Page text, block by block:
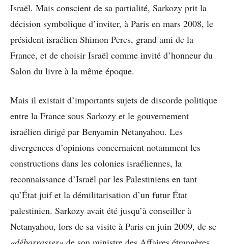
Israël. Mais conscient de sa partialité, Sarkozy prit la
décision symbolique d’inviter, à Paris en mars 2008, le
président israélien Shimon Peres, grand ami de la
France, et de choisir Israël comme invité d’honneur du
Salon du livre à la même époque.
Mais il existait d’importants sujets de discorde politique
entre la France sous Sarkozy et le gouvernement
israélien dirigé par Benyamin Netanyahou. Les
divergences d’opinions concernaient notamment les
constructions dans les colonies israéliennes, la
reconnaissance d’Israël par les Palestiniens en tant
qu’État juif et la démilitarisation d’un futur État
palestinien. Sarkozy avait été jusqu’à conseiller à
Netanyahou, lors de sa visite à Paris en juin 2009, de se